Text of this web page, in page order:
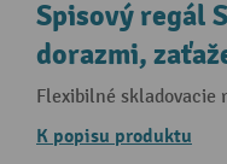
Spisový regál
dorazmi,
Flexibilné skladovacie
K popisu produktu